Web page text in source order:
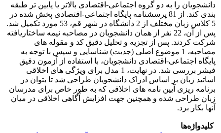
دانشجویان را به دو گروه اجتماعی-اقتصادی بالاتر یا پایین تر طبقه
بندی کند. از 81 پرسشنامه پایگاه اجتماعی-اقتصادی پخش شده در
5 کلاس زبان مختلف از 2 دانشگاه در شهر قم، 53 مورد تکمیل شد.
پس از آن، 22 نفر از همان دانشجویان در مصاحبه نیمه ساختاریافته
شرکت کردند. پس از تجزیه و تحلیل دقیق کد و مقوله های
مصاحبه، 1 موضوع اصلی (جدیت) شناسایی و سپس با توجه به
پایگاه اجتماعی-اقتصادی دانشجویان، با استفاده از آزمون دقیق
فیشر بررسی شد. در نهایت، 1 مدل برای ویژگی های اخلاقی
اساتید زبان بر اساس ادراک دانشجویان طراحی شد تا بتوان در
برنامه ریزی آیین نامه های اخلاقی که به طور خاص برای مدرسان
زبان طراحی شده و همچنین جهت افزایش آگاهی اخلاقی در میان
آنها بکار برد.
کلیدواژه‌ها